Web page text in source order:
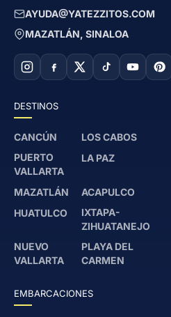
AYUDA@YATEZZITOS.COM
MAZATLÁN, SINALOA
DESTINOS
CANCÚN
LOS CABOS
PUERTO
VALLARTA
LA PAZ
MAZATLÁN
ACAPULCO
HUATULCO
IXTAPA-
ZIHUATANEJO
NUEVO
VALLARTA
PLAYA DEL
CARMEN
EMBARCACIONES